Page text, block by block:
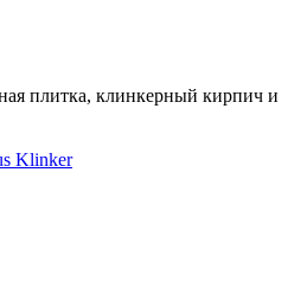
плитка, клинкерный кирпич и
Klinker